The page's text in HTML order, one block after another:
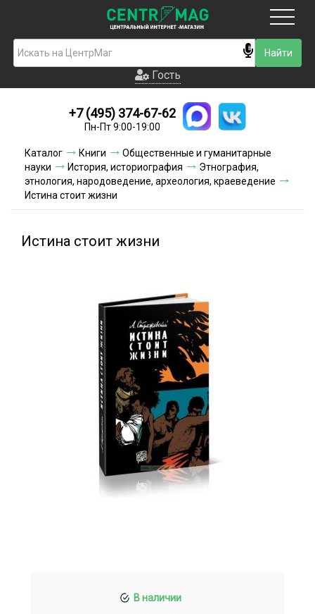
Гость
Новинки
Условия доставки
Условия оплаты
Акции и скидки
Гость
+7 (495) 374-67-62
Пн-Пт 9:00-19:00
Каталог Книги
Общественные и гуманитарные
науки
История, историография
Этнография,
этнология, народоведение, археология, краеведение
Истина стоит жизни
Истина стоит жизни
В наличии